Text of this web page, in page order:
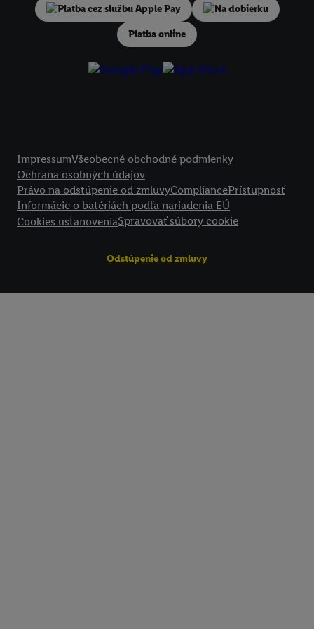
Na dobierku
Platba online
ImpressumVšeobecné obchodné podmienky
Ochrana osobných údajov
Právo na odstúpenie od zmluvyCompliancePrístupnosť
Informácie o batériách podľa nariadenia EÚ
Cookies ustanoveniaSpravovať súbory cookie
Odstúpenie od zmluvy
V časti "Prispôsobiť " môžete povoliť jednotlivé účely a nájsť ďalšie
podmienkach spracúvania osobných údajov.
Odmietnuť" môžete povoliť iba používanie
vyššie uvedené účely. Ďalšie informácie vrátane informácií o dobe